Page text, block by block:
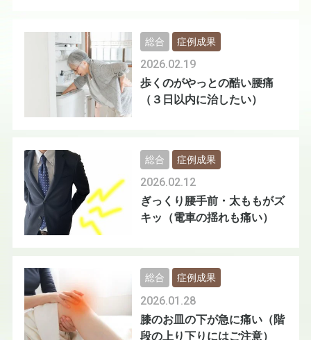
歩くのがやっとの酷い腰痛
（３日以内に治したい）
2026.02.19
総合 症例成果
ぎっくり腰手前・太ももがズ
キッ（電車の揺れも痛い）
2026.02.12
総合 症例成果
膝のお皿の下が急に痛い（階
段の上り下りにはご注意）
2026.01.28
総合 症例成果